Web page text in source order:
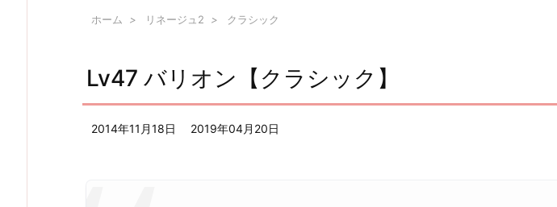
ホーム > リネージュ2 > クラシック
Lv47 バリオン【クラシック】
2014年11月18日 2019年04月20日